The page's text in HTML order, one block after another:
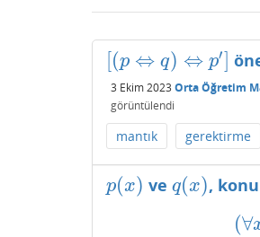
[(p ⇔ q) ⇔ p′]
(p⇔q) ⇔p ′]
3 Ekim 2023 Orta Öğretim
görüntülendi
mantık gerektirme
p(x)
p(x) ve q(x)
q(x) ,
(∀